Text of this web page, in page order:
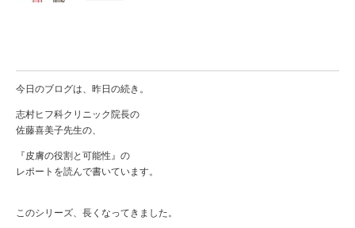
今日のブログは、昨日の続き。
志村ヒフ科クリニック院長の
佐藤喜美子先生の、
『皮膚の役割と可能性』の
レポートを読んで書いています。
このシリーズ、長くなってきました。